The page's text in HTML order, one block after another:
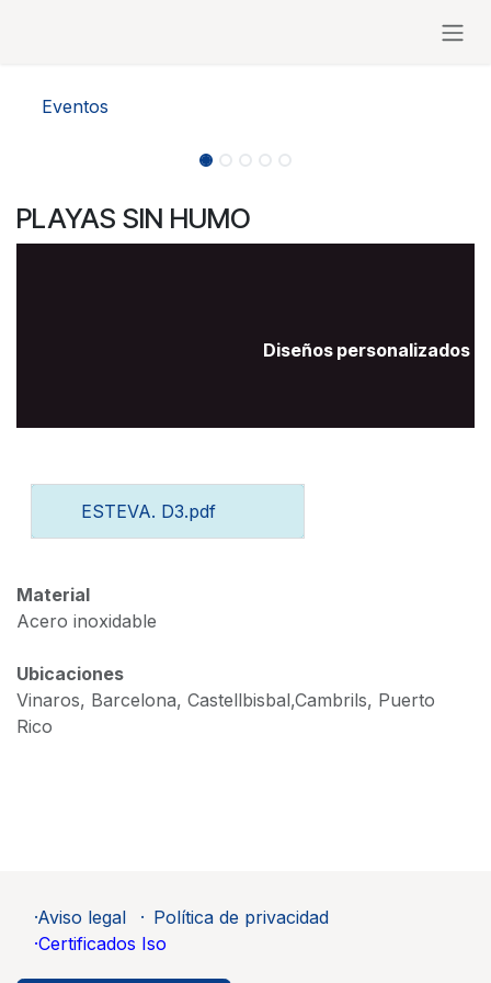
Eventos
PLAYAS SIN HUMO
Diseños personalizados
ESTEVA. D3.pdf
Material
Acero inoxidable
Ubicaciones
Vinaros, Barcelona, Castellbisbal,Cambrils, Puerto
Rico
·Aviso legal · Política de privacidad
·Certificados Iso